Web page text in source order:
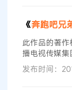
仿。“撕名牌
名度和影响
申请人才是“
《奔跑吧兄
此作品的著
播电视传媒
兄弟》第四季
芦》大量抄袭
发布时间：